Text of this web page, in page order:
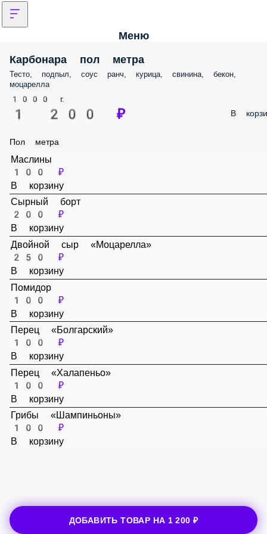
Меню
Карбонара пол метра
Тесто, подпыл, соус ранч, курица, свинина, бекон, моцарелла
1000 г.
1 200 ₽
Маслины
100 ₽
В корзину
Сырный борт
200 ₽
В корзину
Двойной сыр «Моцарелла»
250 ₽
В корзину
Помидор
100 ₽
В корзину
Перец «Болгарский»
100 ₽
В корзину
Перец «Халапеньо»
100 ₽
В корзину
ДОБАВИТЬ ТОВАР НА 1 200 ₽